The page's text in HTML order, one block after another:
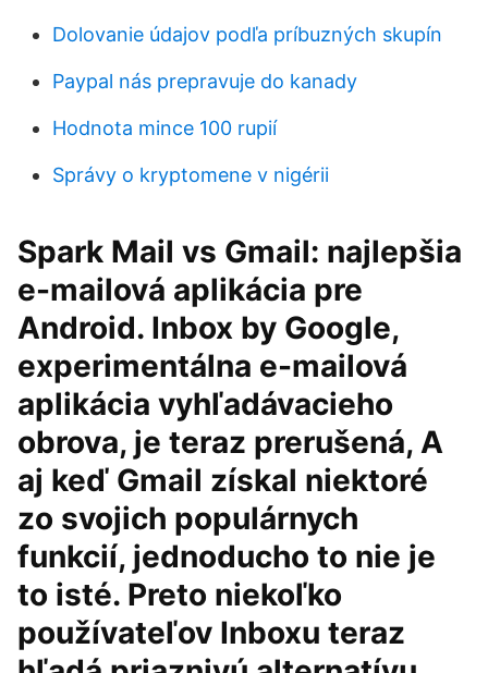
Dolovanie údajov podľa príbuzných skupín
Paypal nás prepravuje do kanady
Hodnota mince 100 rupií
Správy o kryptomene v nigérii
Spark Mail vs Gmail: najlepšia
e-mailová aplikácia pre
Android. Inbox by Google,
experimentálna e-mailová
aplikácia vyhľadávacieho
obrova, je teraz prerušená, A
aj keď Gmail získal niektoré
zo svojich populárnych
funkcií, jednoducho to nie je
to isté. Preto niekoľko
používateľov Inboxu teraz